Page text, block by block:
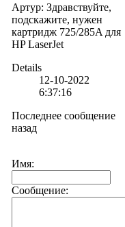
Артур: Здравствуйте,
подскажите, нужен
картридж 725/285A для
HP LaserJet
Details
12-10-2022
6:37:16
Последнее сообщение
назад
Имя:
Сообщение: